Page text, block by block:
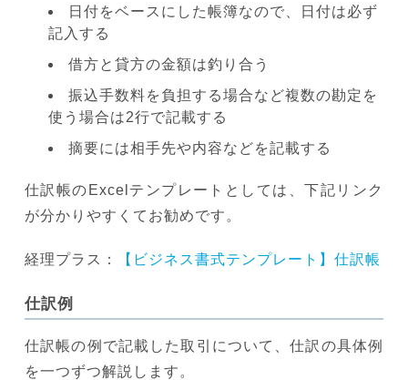
日付をベースにした帳簿なので、日付は必ず
記入する
借方と貸方の金額は釣り合う
振込手数料を負担する場合など複数の勘定を
使う場合は2行で記載する
摘要には相手先や内容などを記載する
仕訳帳のExcelテンプレートとしては、下記リンク
が分かりやすくてお勧めです。
経理プラス： 【ビジネス書式テンプレート】仕訳帳
仕訳例
仕訳帳の例で記載した取引について、仕訳の具体例
を一つずつ解説します。